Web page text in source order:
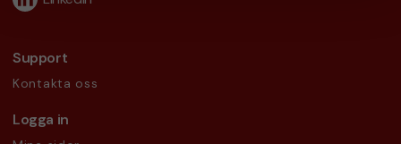
Support
Kontakta oss
Logga in